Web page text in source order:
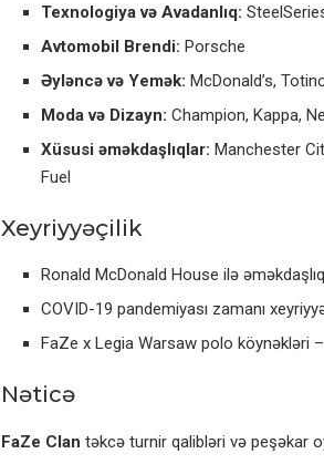
Texnologiya və Avadanlıq:
Avtomobil Brendi: Porsche
Əyləncə və Yemək: McDonald’s,
Moda və Dizayn: Champion, Kappa,
Xüsusi əməkdaşlıqlar: Manchester
Fuel
Xeyriyyəçilik
Ronald McDonald House ilə əməkdaşlıq
COVID-19 pandemiyası zamanı
FaZe x Legia Warsaw polo köynəkləri
Nəticə
FaZe Clan təkcə turnir qalibləri və peşəkar